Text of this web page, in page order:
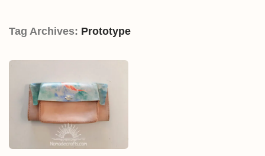
Tag Archives: Prototype